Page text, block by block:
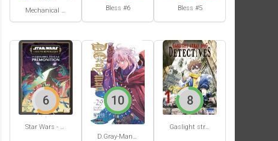
Mechanical Buddy Universe #0 Bless #6 Bless #5
6
D.Gray-Man #29
10 8